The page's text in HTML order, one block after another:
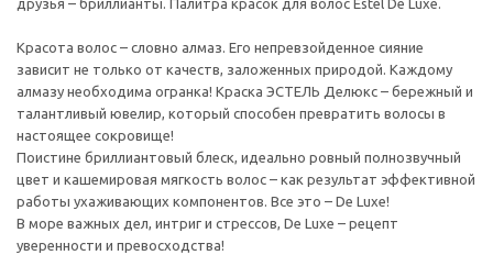
друзья – бриллианты. Палитра красок для волос Estel De Luxe.
Красота волос – словно алмаз. Его непревзойденное сияние
зависит не только от качеств, заложенных природой. Каждому
алмазу необходима огранка! Краска ЭСТЕЛЬ Делюкс – бережный и
талантливый ювелир, который способен превратить волосы в
настоящее сокровище!
Поистине бриллиантовый блеск, идеально ровный полнозвучный
цвет и кашемировая мягкость волос – как результат эффективной
работы ухаживающих компонентов. Все это – De Luxe!
В море важных дел, интриг и стрессов, De Luxe – рецепт
уверенности и превосходства!